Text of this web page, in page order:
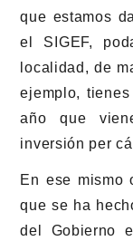
que estamos
el SIGEF,
localidad, de
ejemplo,
año que
inversión per
En ese mismo
que se ha
del Gobierno